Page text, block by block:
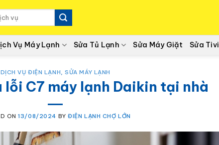
Vụ Máy Lạnh Sửa Tủ Lạnh Sửa Máy Giặt Sửa Tivi
DỊCH VỤ ĐIỆN LẠNH,SỬA MÁY LẠNH
lỗi C7 máy lạnh Daikin tại nhà
ON13/08/2024 BYĐIỆN LẠNH CHỢ LỚN